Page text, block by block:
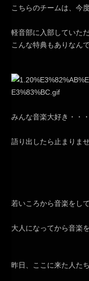
こちらのチームは、今
軽音部に入部していた
こんな特典もありなんで
みんな音楽大好き・・
語り出したら止まりませ
若いころから音楽をし
大人になってから音楽
昨日、ここに来た人た